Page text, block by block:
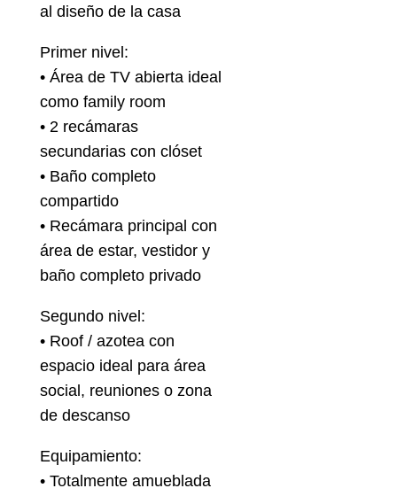
al diseño de la casa
Primer nivel:
• Área de TV abierta ideal
como family room
• 2 recámaras
secundarias con clóset
• Baño completo
compartido
• Recámara principal con
área de estar, vestidor y
baño completo privado
Segundo nivel:
• Roof / azotea con
espacio ideal para área
social, reuniones o zona
de descanso
Equipamiento:
• Totalmente amueblada